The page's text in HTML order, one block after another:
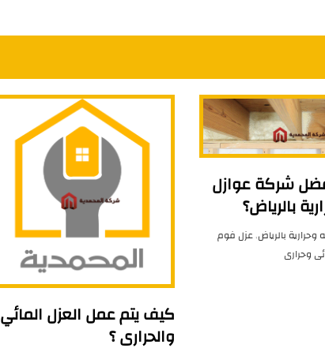
شركة عوازل
بالرياض؟
وحرارية بالرياض,عزل فوم
وحرارى
كيف يتم عمل العزل المائي
والحرارى ؟